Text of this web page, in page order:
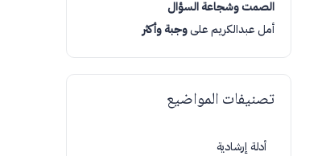
الصمت وشجاعة السؤال
أمل عبدالكريمعلىوجبة وأكثر
تصنيفات المواضيع
أدلة إرشادية